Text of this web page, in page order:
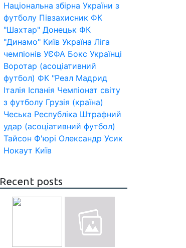
Національна збірна України з
футболу Півзахисник ФК
"Шахтар" Донецьк ФК
"Динамо" Київ Україна Ліга
чемпіонів УЄФА Бокс Українці
Воротар (асоціативний
футбол) ФК "Реал Мадрид
Італія Іспанія Чемпіонат світу
з футболу Грузія (країна)
Чеська Республіка Штрафний
удар (асоціативний футбол)
Тайсон Ф'юрі Олександр Усик
Нокаут Київ
Recent posts